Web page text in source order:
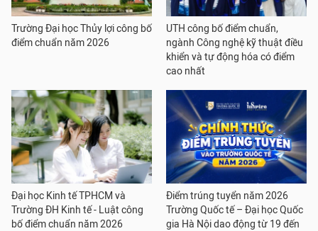
Trường Đại học Thủy lợi công bố
điểm chuẩn năm 2026
UTH công bố điểm chuẩn,
ngành Công nghệ kỹ thuật điều
khiển và tự động hóa có điểm
cao nhất
Đại học Kinh tế TPHCM và
Trường ĐH Kinh tế - Luật công
bố điểm chuẩn năm 2026
Điểm trúng tuyển năm 2026
Trường Quốc tế – Đại học Quốc
gia Hà Nội dao động từ 19 đến